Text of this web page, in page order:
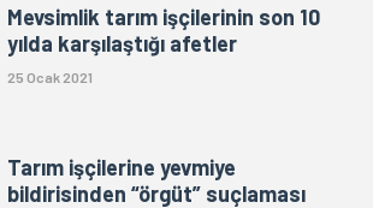
Mevsimlik tarım işçilerinin son 10
yılda karşılaştığı afetler
25 Ocak 2021
Tarım işçilerine yevmiye
bildirisinden “örgüt” suçlaması